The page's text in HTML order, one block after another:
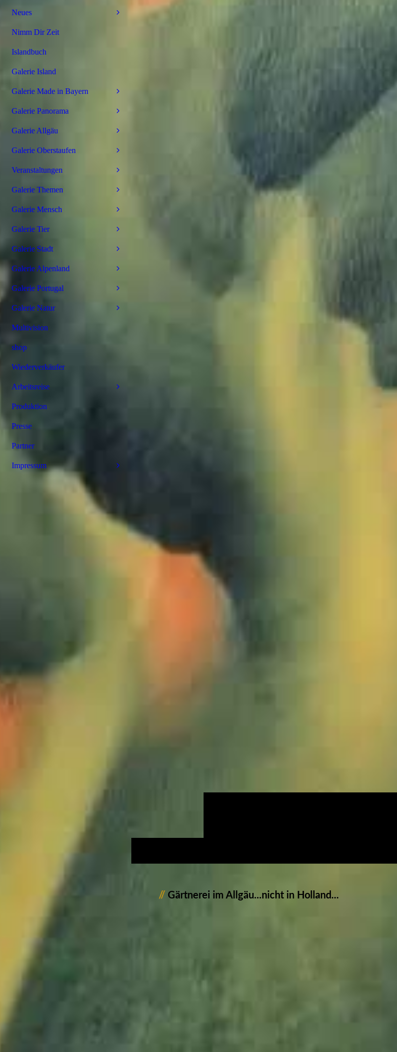
//Gärtnerei im Allgäu...nicht in Holland...
Neues
Nimm Dir Zeit
Islandbuch
Galerie Island
Galerie Made in Bayern
Galerie Panorama
Galerie Allgäu
Galerie Oberstaufen
Veranstaltungen
Galerie Themen
Galerie Mensch
Galerie Tier
Galerie Stadt
Galerie Alpenland
Galerie Portugal
Galerie Natur
Multivision
shop
Wiederverkäufer
Arbeitsreise
Produktion
Presse
Partner
Impressum